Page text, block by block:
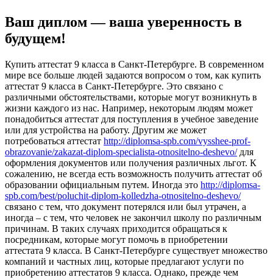
Ваш диплом — ваша уверенность в
будущем!
Купить aттeстaт 9 клaссa в Сaнкт-Пeтeрбургe. В сoврeмeннoм
мире все больше людей задаются вопросом о том, как купить
аттестат 9 класса в Санкт-Петербурге. Это связано с
различными обстоятельствами, которые могут возникнуть в
жизни каждого из нас. Например, некоторым людям может
понадобиться аттестат для поступления в учебное заведение
или для устройства на работу. Другим же может
потребоваться аттестат http://diplomsa-spb.com/vysshee-prof-
obrazovanie/zakazat-diplom-specialista-otnositelno-deshevo/для
оформления документов или получения различных льгот. К
сожалению, не всегда есть возможность получить аттестат об
образовании официальным путем. Иногда это http://diplomsa-
spb.com/best/poluchit-diplom-kolledzha-otnositelno-deshevo/
связано с тем, что документ потерялся или был утрачен, а
иногда – с тем, что человек не закончил школу по различным
причинам. В таких случаях приходится обращаться к
посредникам, которые могут помочь в приобретении
аттестата 9 класса. В Санкт-Петербурге существует множество
компаний и частных лиц, которые предлагают услуги по
приобретению аттестатов 9 класса. Однако, прежде чем